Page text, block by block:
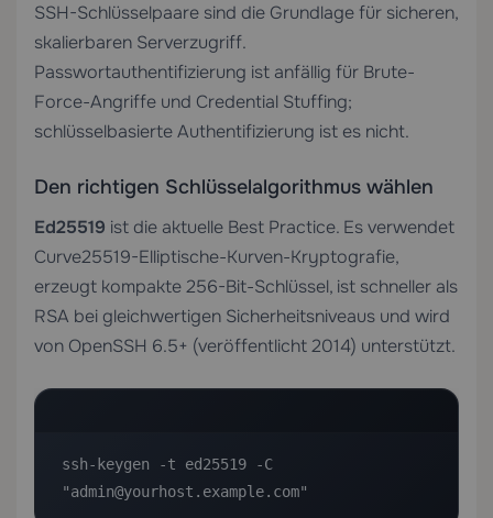
SSH-Schlüsselpaare sind die Grundlage für sicheren,
skalierbaren Serverzugriff.
Passwortauthentifizierung ist anfällig für Brute-
Force-Angriffe und Credential Stuffing;
schlüsselbasierte Authentifizierung ist es nicht.
Den richtigen Schlüsselalgorithmus wählen
Ed25519 ist die aktuelle Best Practice. Es verwendet
Curve25519-Elliptische-Kurven-Kryptografie,
erzeugt kompakte 256-Bit-Schlüssel, ist schneller als
RSA bei gleichwertigen Sicherheitsniveaus und wird
von OpenSSH 6.5+ (veröffentlicht 2014) unterstützt.
ssh-keygen -t ed25519 -C
"admin@yourhost.example.com"